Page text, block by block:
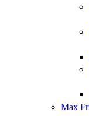
Max